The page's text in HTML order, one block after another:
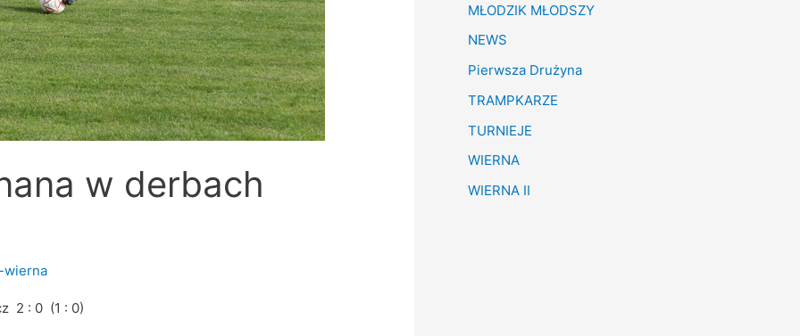
w derbach
wierna
2 : 0 (1 : 0)
MŁODZIK MŁODSZY
NEWS
Pierwsza Drużyna
TRAMPKARZE
TURNIEJE
WIERNA
WIERNA II